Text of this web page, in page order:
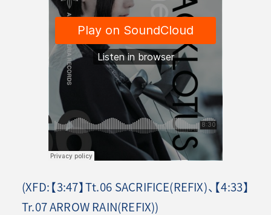
(XFD:【3:47】Tt.06 SACRIFICE(REFIX)、【4:33】
Tr.07 ARROW RAIN(REFIX))